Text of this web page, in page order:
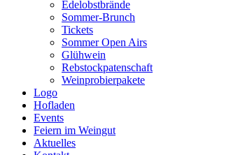
Edelobstbrände
Sommer-Brunch
Tickets
Sommer Open Airs
Glühwein
Rebstockpatenschaft
Weinprobierpakete
Logo
Hofladen
Events
Feiern im Weingut
Aktuelles